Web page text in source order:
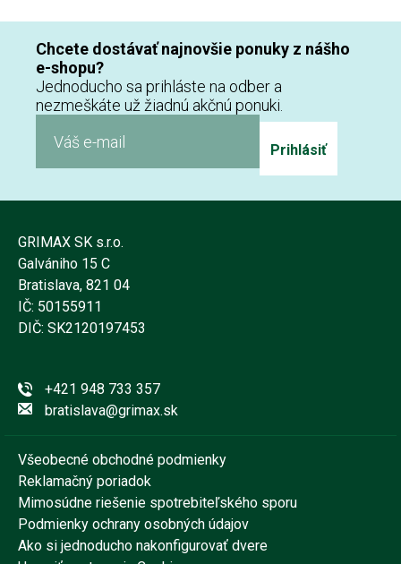
Chcete dostávať najnovšie ponuky z nášho
e-shopu?
Jednoducho sa prihláste na odber a
nezmeškáte už žiadnú akčnú ponuki.
Prihlásiť
GRIMAX SK s.r.o.
Galvániho 15 C
Bratislava, 821 04
IČ: 50155911
DIČ: SK2120197453
+421 948 733 357
bratislava@grimax.sk
Všeobecné obchodné podmienky
Reklamačný poriadok
Mimosúdne riešenie spotrebiteľského sporu
Podmienky ochrany osobných údajov
Ako si jednoducho nakonfigurovať dvere